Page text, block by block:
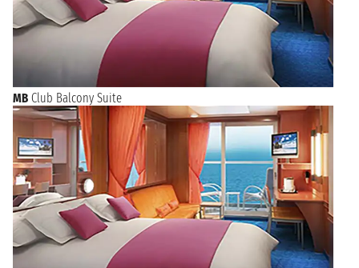
MB Club Balcony Suite